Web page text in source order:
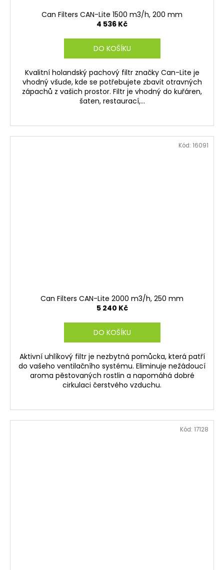
Can Filters CAN-Lite 1500 m3/h, 200 mm
4 536 Kč
DO KOŠÍKU
Kvalitní holandský pachový filtr značky Can-Lite je
vhodný všude, kde se potřebujete zbavit otravných
zápachů z vašich prostor. Filtr je vhodný do kuřáren,
šaten, restaurací,...
Can Filters CAN-Lite 2000 m3/h, 250 mm
5 240 Kč
DO KOŠÍKU
Aktivní uhlíkový filtr je nezbytná pomůcka, která patří
do vašeho ventilačního systému. Eliminuje nežádoucí
aroma pěstovaných rostlin a napomáhá dobré
cirkulaci čerstvého vzduchu.
Kód: 16091
Kód: 17128